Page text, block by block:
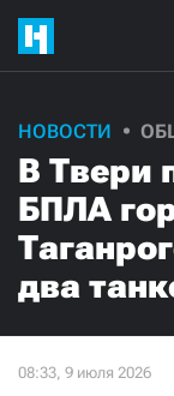
НОВОСТИ
В Твери
БПЛА
два